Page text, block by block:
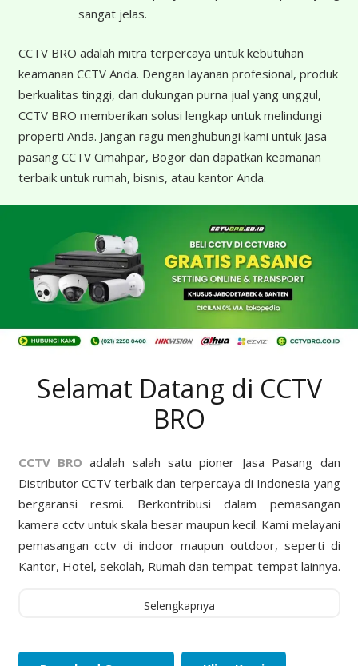
sangat jelas.
CCTV BRO adalah mitra terpercaya untuk kebutuhan
keamanan CCTV Anda. Dengan layanan profesional, produk
berkualitas tinggi, dan dukungan purna jual yang unggul,
CCTV BRO memberikan solusi lengkap untuk melindungi
properti Anda. Jangan ragu menghubungi kami untuk jasa
pasang CCTV Cimahpar, Bogor dan dapatkan keamanan
terbaik untuk rumah, bisnis, atau kantor Anda.
Selamat Datang di CCTV
BRO
CCTV BRO adalah salah satu pioner Jasa Pasang dan
Distributor CCTV terbaik dan terpercaya di Indonesia yang
bergaransi resmi. Berkontribusi dalam pemasangan
kamera cctv untuk skala besar maupun kecil. Kami melayani
pemasangan cctv di indoor maupun outdoor, seperti di
Kantor, Hotel, sekolah, Rumah dan tempat-tempat lainnya.
Selengkapnya